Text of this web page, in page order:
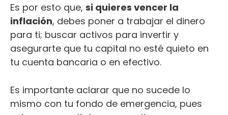
Es por esto que, si quieres vencer la
inflación, debes poner a trabajar el dinero
para ti; buscar activos para invertir y
asegurarte que tu capital no esté quieto en
tu cuenta bancaria o en efectivo.
Es importante aclarar que no sucede lo
mismo con tu fondo de emergencia, pues